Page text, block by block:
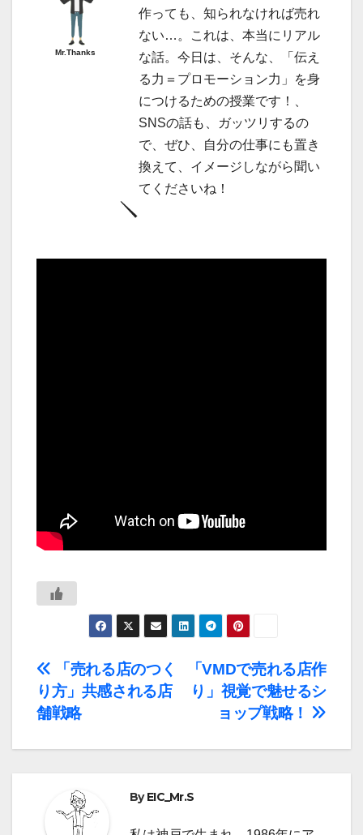
Mr.Thanks
作っても、知られなければ売れ
ない…。これは、本当にリアル
な話。今日は、そんな、「伝え
る力＝プロモーション力」を身
につけるための授業です！、
SNSの話も、ガッツリするの
で、ぜひ、自分の仕事にも置き
換えて、イメージしながら聞い
てくださいね！
投
稿
ナ
ゲ
「VMDで売れる店作
り」視覚で魅せるシ
ョップ戦略！
「売れる店のつく
り方」共感される店
舗戦略
ByEIC_Mr.S